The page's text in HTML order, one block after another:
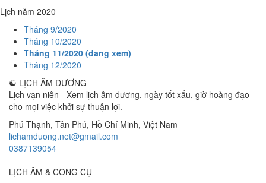
Lịch năm 2020
Tháng 9/2020
Tháng 10/2020
Tháng 11/2020 (đang xem)
Tháng 12/2020
☯ LỊCH ÂM DƯƠNG
Lịch vạn niên - Xem lịch âm dương, ngày tốt xấu, giờ hoàng đạo
cho mọi việc khởi sự thuận lợi.
Phú Thạnh, Tân Phú, Hồ Chí Minh, Việt Nam
lichamduong.net@gmail.com
0387139054
LỊCH ÂM & CÔNG CỤ